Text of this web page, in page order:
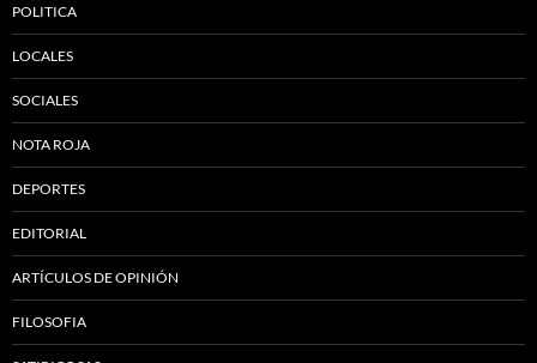
POLITICA
LOCALES
SOCIALES
NOTA ROJA
DEPORTES
EDITORIAL
ARTÍCULOS DE OPINIÓN
FILOSOFIA